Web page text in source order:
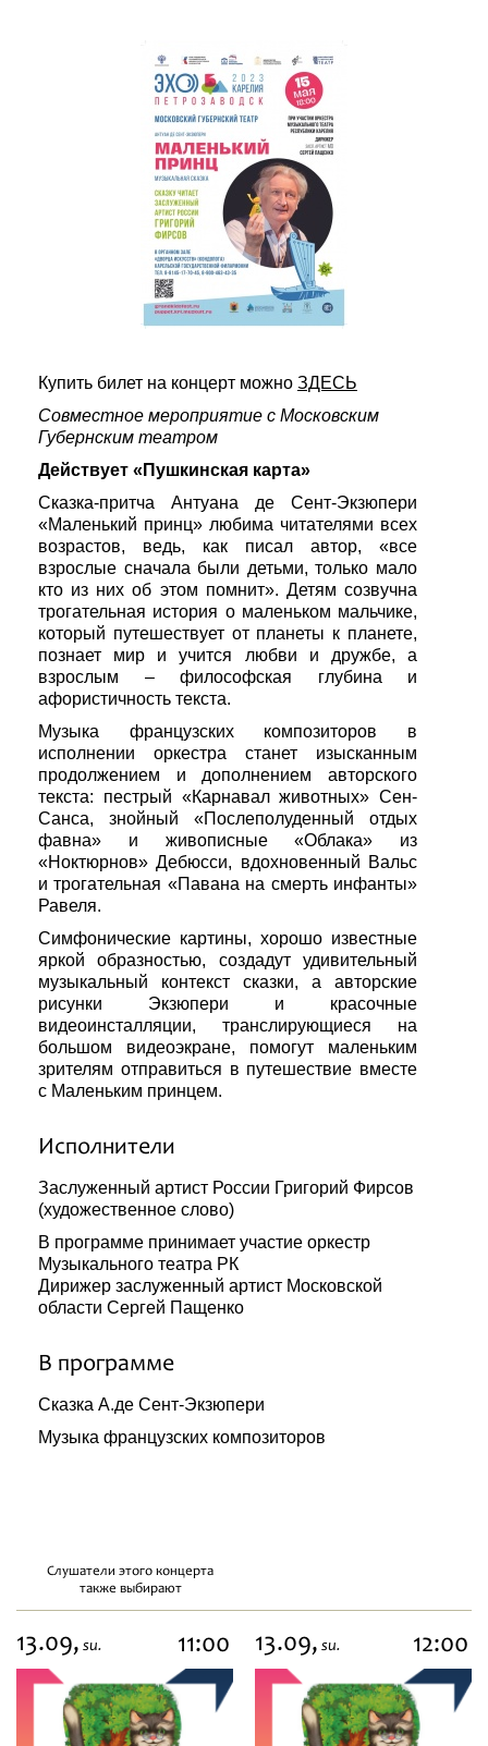
Купить билет на концерт можно ЗДЕСЬ
Совместное мероприятие с Московским
Губернским театром
Действует «Пушкинская карта»
Сказка-притча Антуана де Сент-Экзюпери
«Маленький принц» любима читателями всех
возрастов, ведь, как писал автор, «все
взрослые сначала были детьми, только мало
кто из них об этом помнит». Детям созвучна
трогательная история о маленьком мальчике,
который путешествует от планеты к планете,
познает мир и учится любви и дружбе, а
взрослым – философская глубина и
афористичность текста.
Музыка французских композиторов в
исполнении оркестра станет изысканным
продолжением и дополнением авторского
текста: пестрый «Карнавал животных» Сен-
Санса, знойный «Послеполуденный отдых
фавна» и живописные «Облака» из
«Ноктюрнов» Дебюсси, вдохновенный Вальс
и трогательная «Павана на смерть инфанты»
Равеля.
Симфонические картины, хорошо известные
яркой образностью, создадут удивительный
музыкальный контекст сказки, а авторские
рисунки Экзюпери и красочные
видеоинсталляции, транслирующиеся на
большом видеоэкране, помогут маленьким
зрителям отправиться в путешествие вместе
с Маленьким принцем.
Исполнители
Заслуженный артист России Григорий Фирсов
(художественное слово)
В программе принимает участие оркестр
Музыкального театра РК
Дирижер заслуженный артист Московской
области Сергей Пащенко
В программе
Сказка А.де Сент-Экзюпери
Музыка французских композиторов
Слушатели этого концерта
также выбирают
13.09, su. 11:00 13.09, su. 12:00